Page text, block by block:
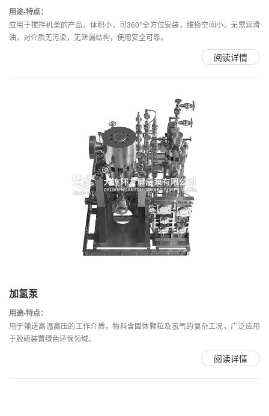
用途-特点：
应用于搅拌机类的产品。体积小，可360°全方位安装，维修空间小，无需润滑
油，对介质无污染，无泄漏结构，使用安全可靠。
阅读详情
加氢泵
用途-特点：
用于输送高温高压的工作介质，物料含固体颗粒及氢气的复杂工况，广泛应用
于脱硫装置绿色环保领域。
阅读详情